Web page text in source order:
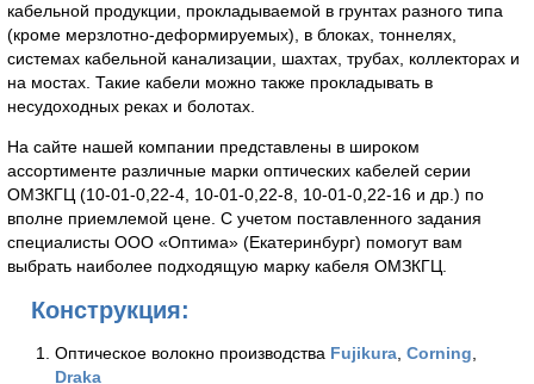
кабельной продукции, прокладываемой в грунтах разного типа
(кроме мерзлотно-деформируемых), в блоках, тоннелях,
системах кабельной канализации, шахтах, трубах, коллекторах и
на мостах. Такие кабели можно также прокладывать в
несудоходных реках и болотах.
На сайте нашей компании представлены в широком
ассортименте различные марки оптических кабелей серии
ОМЗКГЦ (10-01-0,22-4, 10-01-0,22-8, 10-01-0,22-16 и др.) по
вполне приемлемой цене. С учетом поставленного задания
специалисты ООО «Оптима» (Екатеринбург) помогут вам
выбрать наиболее подходящую марку кабеля ОМЗКГЦ.
Конструкция:
Оптическое волокно производства Fujikura Corning
Draka